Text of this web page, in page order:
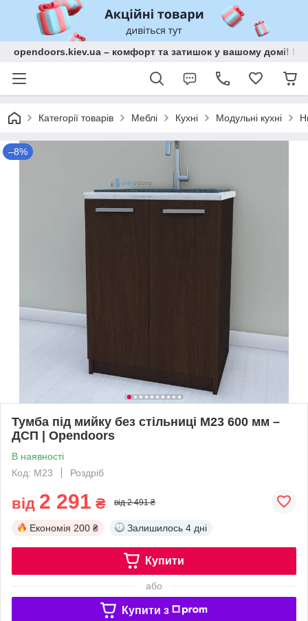
opendoors.kiev.ua – комфорт та затишок у вашому домі!
Категорії товарів Меблі Кухні Модульні кухні
–8%
Тумба під мийку без стільниці М23 600 мм –
ДСП | Opendoors
В наявності
Код: М23
Роздріб
від 2 291 ₴ від 2 491 ₴
Економія 200 ₴ Залишилось 4 дні
Купити
або
Купити з